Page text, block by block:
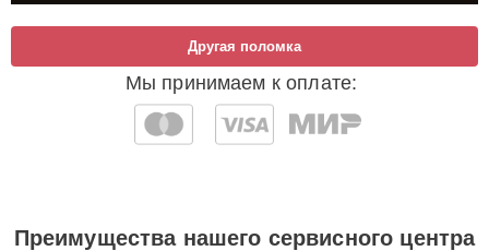
Мы принимаем к оплате:
Другая поломка
Преимущества нашего сервисного центра